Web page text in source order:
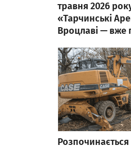
травня 2026
«Тарчинські
Вроцлаві — вже